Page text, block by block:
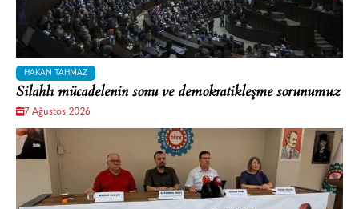
HAKAN TAHMAZ
Silahlı mücadelenin sonu ve demokratikleşme sorunumuz
7 Ağustos 2026